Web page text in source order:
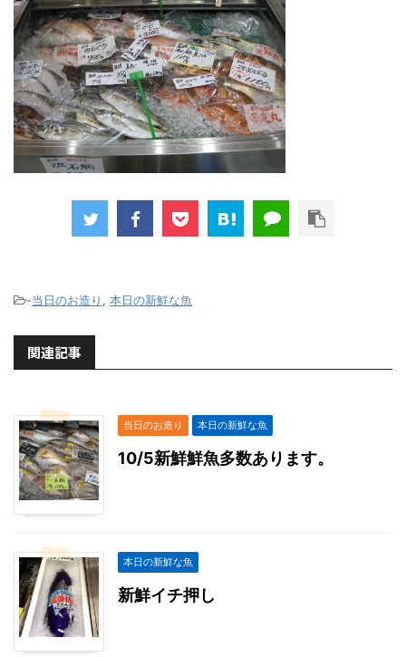
-当日のお造り , 本日の新鮮な魚
関連記事
当日のお造り 本日の新鮮な魚
10/5新鮮鮮魚多数あります。
本日の新鮮な魚
新鮮イチ押し